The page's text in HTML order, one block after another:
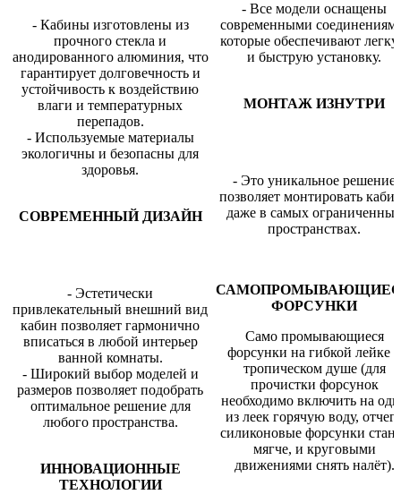
- Кабины изготовлены из
прочного стекла и
анодированного алюминия, что
гарантирует долговечность и
устойчивость к воздействию
влаги и температурных
перепадов.
- Используемые материалы
экологичны и безопасны для
здоровья.
СОВРЕМЕННЫЙ ДИЗАЙН
- Эстетически
привлекательный внешний вид
кабин позволяет гармонично
вписаться в любой интерьер
ванной комнаты.
- Широкий выбор моделей и
размеров позволяет подобрать
оптимальное решение для
любого пространства.
ИННОВАЦИОННЫЕ
ТЕХНОЛОГИИ
- Все модели оснащены
современными
которые обеспечивают
и быструю установку.
МОНТАЖ ИЗНУТРИ
- Это уникальное решение
позволяет монтировать
даже в самых ограниченных
пространствах.
ФОРСУНКИ
Само промывающиеся
форсунки на гибкой лейке и
тропическом душе (для
прочистки форсунок
необходимо включить на
из леек горячую воду,
силиконовые форсунки
мягче, и круговыми
движениями снять налёт).